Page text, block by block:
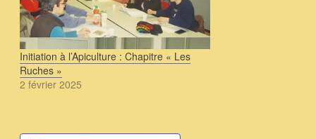
Initiation à l’Apiculture : Chapitre « Les
Ruches »
2 février 2025